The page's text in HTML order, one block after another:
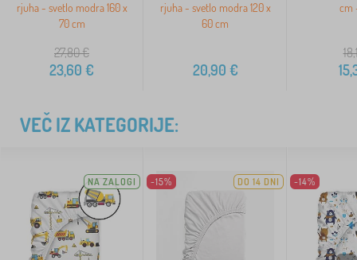
rjuha - svetlo modra 160 x
70 cm
27,80€
23,60 €
rjuha - svetlo modra 120 x
60 cm
20,90 €
cm
VEČ IZ KATEGORIJE:
NA ZALOGI -15% DO 14 DNI -14%